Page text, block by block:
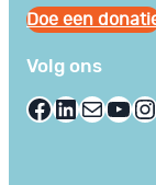
Doe een
Volg ons
Facebook LinkedIn E-mail YouTube Instagram